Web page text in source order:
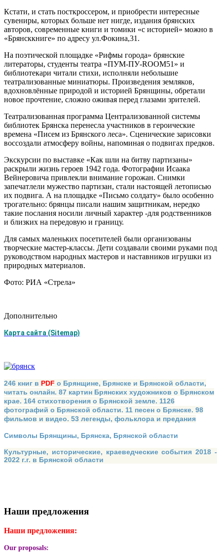
Кстати, и стать посткроссером, и приобрести интересные
сувениры, которых больше нет нигде, издания брянских
авторов, современные книги и томики «с историей» можно в
«Брянсккниге» по адресу ул.Фокина,31.
На поэтической площадке «Рифмы города» брянские
литераторы, студенты театра «ПУМ-ПУ-ROOM51» и
библиотекари читали стихи, исполняли небольшие
театрализованные миниатюры. Произведения земляков,
вдохновлённые природой и историей Брянщины, обретали
новое прочтение, сложно оживая перед глазами зрителей.
Театрализованная программа Централизованной системы
библиотек Брянска перенесла участников в героические
времена «Писем из Брянского леса». Сценические зарисовки
воссоздали атмосферу войны, напоминая о подвигах предков.
Экскурсии по выставке «Как шли на битву партизаны»
раскрыли жизнь героев 1942 года. Фотографии Исаака
Вейнеровича привлекли внимание горожан. Снимки
запечатлели мужество партизан, стали настоящей летописью
их подвига. А на площадке «Письмо солдату» было особенно
трогательно: брянцы писали нашим защитникам, нередко
такие послания носили личный характер -для родственников
и близких на передовую и границу.
Для самых маленьких посетителей были организованы
творческие мастер-классы. Дети создавали своими руками под
руководством народных мастеров и наставников игрушки из
природных материалов.
Фото: РИА «Стрела»
Дополнительно
Карта сайта (Sitemap)
246 книг в PDF о Брянщине, Брянске и Брянской области,
читать онлайн. 87 картин Брянских художников о Брянском
крае. 164 стихотворения о Брянской земле. 1126
фотографий о Брянской области. 11 песен о Брянске. 98
фильмов и видео. 53 легенды, фольклора и предания
Символы Брянщины, Брянска, Брянской области
Культурные, исторические, краеведческие события 2018 -
2022 г.г. в Брянской области
Наши предложения
Наши предложения:
Our proposals: